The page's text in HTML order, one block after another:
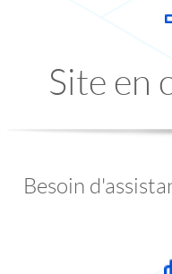
Site en
Besoin